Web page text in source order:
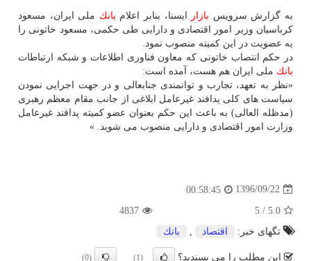
به گزارش سرویس بازار ایسنا، بنابر اعلام بانك ملی ایران، مسعود
كرباسیان وزیر امور اقتصادی و دارایی طی حكمی، مسعود خاتونی را
به عضویت در این كمیته منصوب نمود.
در حكم انتصاب خاتونی كه معاون فناوری اطلاعات و شبكه ارتباطات
بانك ملی ایران هم هست، آمده است:
«نظر به تعهد، تجارب و توانمندی جنابعالی و در جهت اجرایی نمودن
سیاست های كلی پدافند غیرعامل ابلاغی از جانب مقام معظم رهبری
(مدظله العالی) به باعث این حكم بعنوان عضو كمیته پدافند غیرعامل
وزارت امور اقتصادی و دارایی منصوب می شوید. »
1396/09/22
00:58:45
5.0
/
5
4837
تگهای خبر:
اقتصاد بانك
این مطلب را می پسندید؟ (1)
(0)